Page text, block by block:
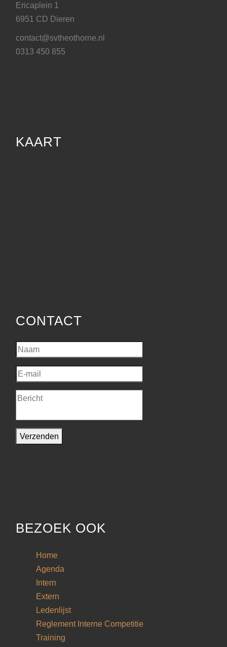
Ericaplein 1
6951 CD Dieren
contact@svtheothorne.nl
0313 450 855
KAART
CONTACT
BEZOEK OOK
Home
Agenda
Intern
Extern
Ledenlijst
Reglement Interne Competitie
Training